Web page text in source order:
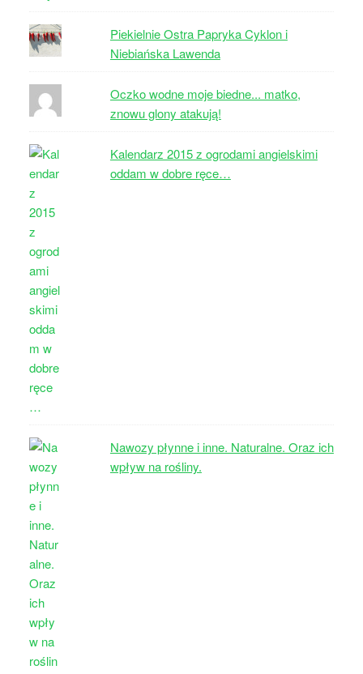
Piekielnie Ostra Papryka Cyklon i
Niebiańska Lawenda
Oczko wodne moje biedne... matko,
znowu glony atakują!
Kalendarz 2015 z ogrodami angielskimi
oddam w dobre ręce…
Nawozy płynne i inne. Naturalne. Oraz ich
wpływ na rośliny.